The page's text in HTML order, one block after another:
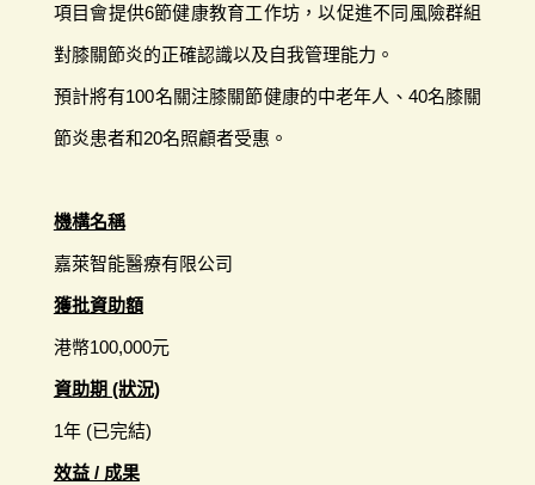
項目會提供6節健康教育工作坊，以促進不同風險群組
對膝關節炎的正確認識以及自我管理能力。
預計將有100名關注膝關節健康的中老年人、40名膝關
節炎患者和20名照顧者受惠。
機構名稱
嘉萊智能醫療有限公司
獲批資助額
港幣100,000元
資助期 (狀況)
1年 (已完結)
效益 / 成果